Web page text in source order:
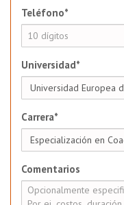
Teléfono*
Universidad*
Carrera*
Comentarios